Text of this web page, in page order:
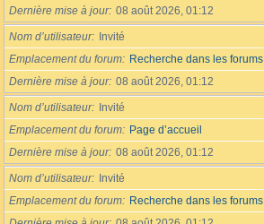
Dernière mise à jour 08 août 2026, 01:12
Nom d’utilisateur
Invité
Emplacement du forum
Recherche dans les forums
Dernière mise à jour 08 août 2026, 01:12
Nom d’utilisateur
Invité
Emplacement du forum
Page d’accueil
Dernière mise à jour 08 août 2026, 01:12
Nom d’utilisateur
Invité
Emplacement du forum
Recherche dans les forums